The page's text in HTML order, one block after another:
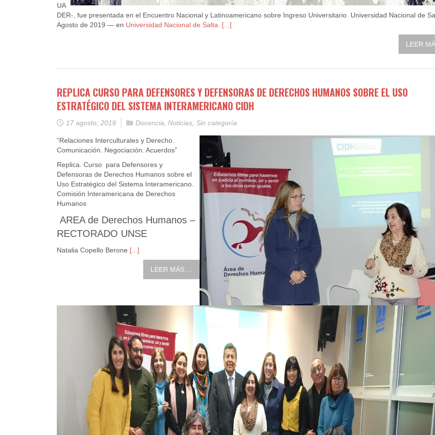
UA
DER-, fue presentada en el Encuentro Nacional y Latinoamericano sobre Ingreso Universitario. Universidad Nacional de
Agosto de 2019 — en Universidad Nacional de Salta [...]
LEER
REPLICA CURSO PARA DEFENSORES Y DEFENSORAS DE DERECHOS HUMANOS SOBRE EL USO
ESTRATÉGICO DEL SISTEMA INTERAMERICANO CIDH
17 agosto, 2019 Docencia, Noticias, Sin categoría
“Relaciones Interculturales y Derecho.
Comunicación. Negociación. Acuerdos”
Replica. Curso para Defensores y
Defensoras de Derechos Humanos sobre el
Uso Estratégico del Sistema Interamericano.
Comisión Interamericana de Derechos
Humanos
AREA de Derechos Humanos –
RECTORADO UNSE
Natalia Copello Berone [...]
LEER MÁS ...